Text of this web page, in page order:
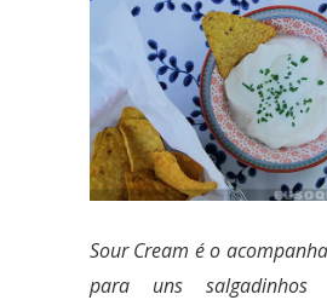
Sour Cream é o
para uns salgadinhos